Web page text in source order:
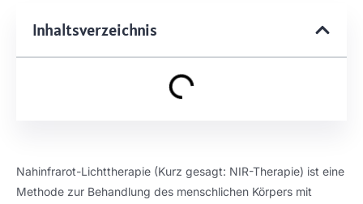
Inhaltsverzeichnis
Nahinfrarot-Lichttherapie (Kurz gesagt: NIR-Therapie) ist eine
Methode zur Behandlung des menschlichen Körpers mit